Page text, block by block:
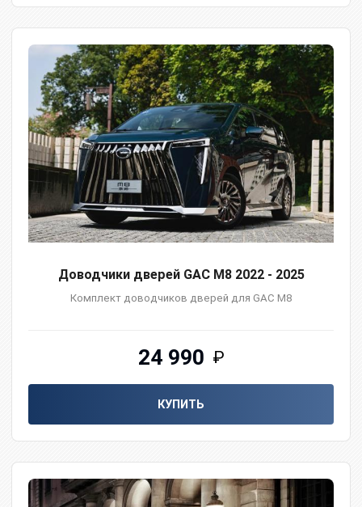
Доводчики дверей GAC M8 2022 - 2025
Комплект доводчиков дверей для GAC M8
24 990 ₽
КУПИТЬ